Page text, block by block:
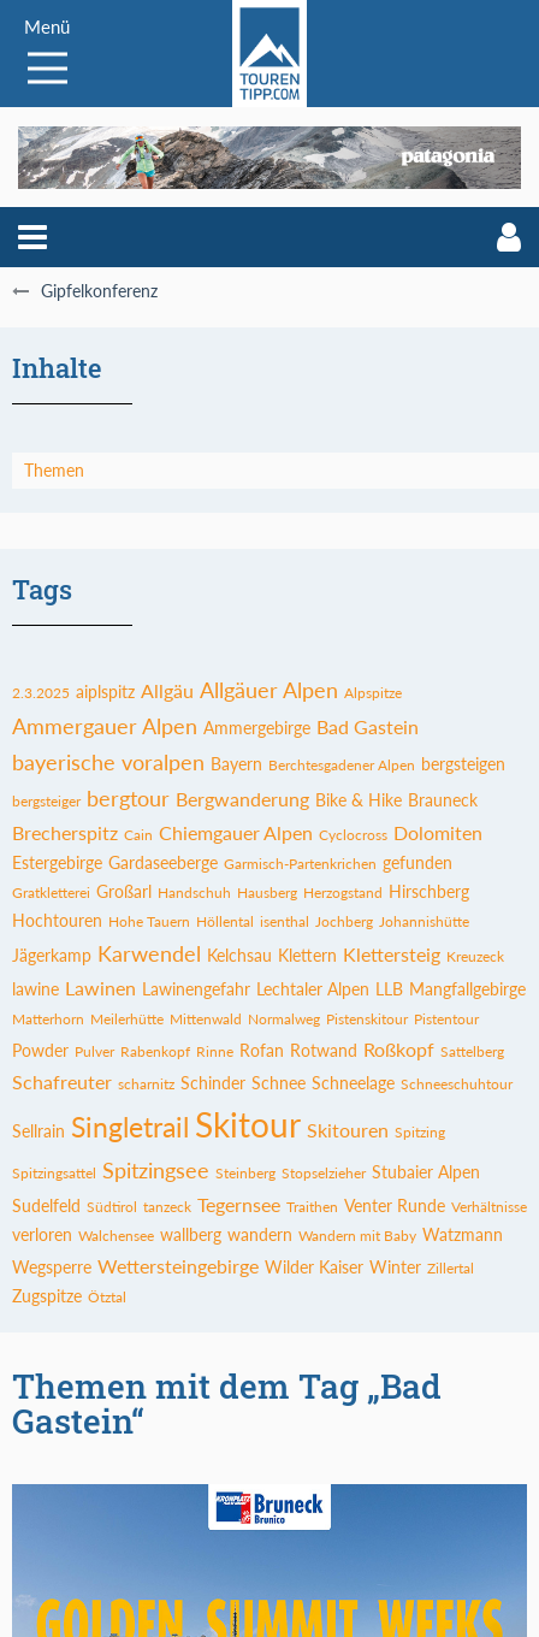
Menü
Gipfelkonferenz
Inhalte
Themen
Tags
2.3.2025 aiplspitz Allgäu Allgäuer Alpen Alpspitze
Ammergauer Alpen Ammergebirge Bad Gastein
bayerische voralpen Bayern Berchtesgadener Alpen bergsteigen
bergsteiger bergtour Bergwanderung Bike & Hike Brauneck
Brecherspitz Cain Chiemgauer Alpen Cyclocross Dolomiten
Estergebirge Gardaseeberge Garmisch-Partenkrichen gefunden
Gratkletterei Großarl Handschuh Hausberg Herzogstand Hirschberg
Hochtouren Hohe Tauern Höllental isenthal Jochberg Johannishütte
Jägerkamp Karwendel Kelchsau Klettern Klettersteig Kreuzeck
lawine Lawinen Lawinengefahr Lechtaler Alpen LLB Mangfallgebirge
Matterhorn Meilerhütte Mittenwald Normalweg Pistenskitour Pistentour
Powder Pulver Rabenkopf Rinne Rofan Rotwand Roßkopf Sattelberg
Schafreuter scharnitz Schinder Schnee Schneelage Schneeschuhtour
Sellrain Singletrail Skitour Skitouren Spitzing
Spitzingsattel Spitzingsee Steinberg Stopselzieher Stubaier Alpen
Sudelfeld Südtirol tanzeck Tegernsee Traithen Venter Runde Verhältnisse
verloren Walchensee wallberg wandern Wandern mit Baby Watzmann
Wegsperre Wettersteingebirge Wilder Kaiser Winter Zillertal
Zugspitze Ötztal
Themen mit dem Tag „Bad
Gastein“